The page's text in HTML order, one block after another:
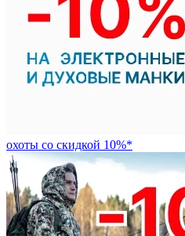
охоты со скидкой 10%*